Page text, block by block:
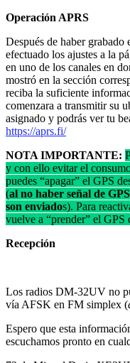
Operación APRS
Después de haber
efectuado los ajustes a la
en uno de los canales en
mostró en la sección
reciba la suficiente
comenzara a transmitir su
asignado y podrás ver tu
https://aprs.fi/
NOTA IMPORTANTE:
y con ello evitar el
puedes “apagar” el GPS
(al no haber señal de
son enviados). Para
vuelve a “prender” el GPS
Recepción
Los radios DM-32UV no
vía AFSK en FM simplex (
Espero que esta
escuchamos pronto en